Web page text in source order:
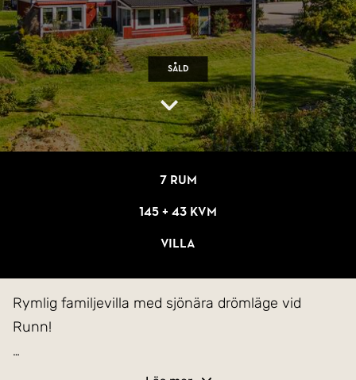
Såld
7 rum
145 + 43 kvm
Villa
Rymlig familjevilla med sjönära drömläge vid
Runn!
Välkommen till denna välplanerade familjevilla i